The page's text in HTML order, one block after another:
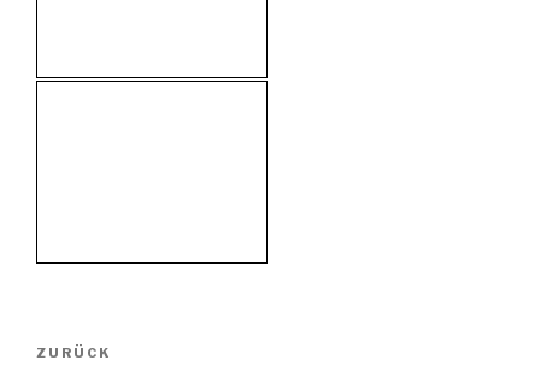
Beitragsnavigation
Vorheriger
ZURÜCK